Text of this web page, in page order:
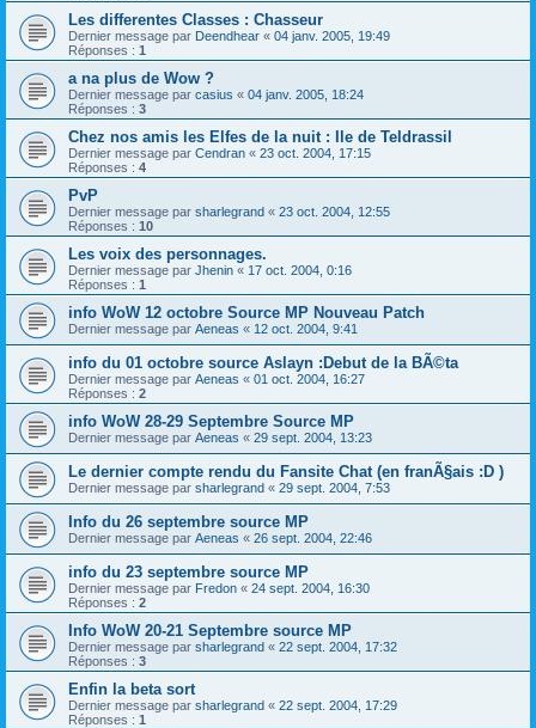
Les differentes Classes : Chasseur
Dernier message par Deendhear « 04 janv. 2005, 19:49
Réponses : 1
a na plus de Wow ?
Dernier message par casius « 04 janv. 2005, 18:24
Réponses : 3
Chez nos amis les Elfes de la nuit : Ile de Teldrassil
Dernier message par Cendran « 23 oct. 2004, 17:15
Réponses : 4
PvP
Dernier message par sharlegrand « 23 oct. 2004, 12:55
Réponses : 10
Les voix des personnages.
Dernier message par Jhenin « 17 oct. 2004, 0:16
Réponses : 1
info WoW 12 octobre Source MP Nouveau Patch
Dernier message par Aeneas « 12 oct. 2004, 9:41
info du 01 octobre source Aslayn :Debut de la BÃ©ta
Dernier message par Aeneas « 01 oct. 2004, 16:27
Réponses : 2
info WoW 28-29 Septembre Source MP
Dernier message par Aeneas « 29 sept. 2004, 13:23
Le dernier compte rendu du Fansite Chat (en franÃ§ais :D )
Dernier message par sharlegrand « 29 sept. 2004, 7:53
Info du 26 septembre source MP
Dernier message par Aeneas « 26 sept. 2004, 22:46
info du 23 septembre source MP
Dernier message par Fredon « 24 sept. 2004, 16:30
Réponses : 2
Info WoW 20-21 Septembre source MP
Dernier message par sharlegrand « 22 sept. 2004, 17:32
Réponses : 3
Enfin la beta sort
Dernier message par sharlegrand « 22 sept. 2004, 17:29
Réponses : 1